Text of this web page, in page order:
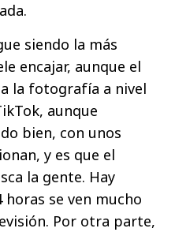
siendo la más
encajar, aunque el
la fotografía a nivel
aunque
bien, con unos
y es que el
la gente. Hay
se ven mucho
Por otra parte,